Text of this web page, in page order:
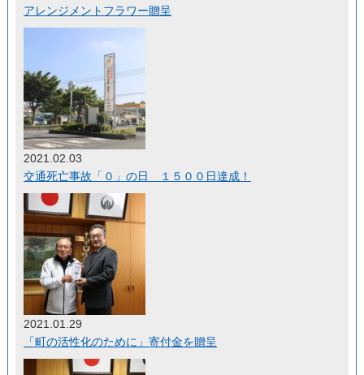
アレンジメントフラワー贈呈
2021.02.03
交通死亡事故「０」の日 １５００日達成！
2021.01.29
「町の活性化のために」寄付金を贈呈